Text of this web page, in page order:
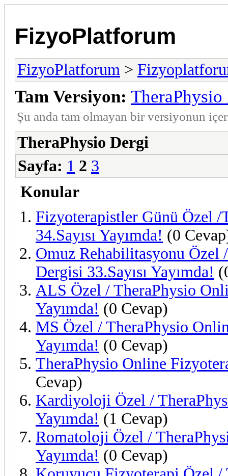
FizyoPlatforum
FizyoPlatforum >
Tam Versiyon:
Şu anda tam olmayan bir versiyonun
TheraPhysio Dergi
Sayfa: 1 2 3
Konular
Fizyoterapistler Günü Özel
34.Sayısı Yayımda! (0
Omuz Rehabilitasyonu
Dergisi 33.Sayısı Yayımda!
ALS Özel / TheraPhysio
Yayımda! (0 Cevap)
MS Özel / TheraPhysio
Yayımda! (0 Cevap)
TheraPhysio Online
Cevap)
Kardiyoloji Özel /
Yayımda! (1 Cevap)
Romatoloji Özel /
Yayımda! (0 Cevap)